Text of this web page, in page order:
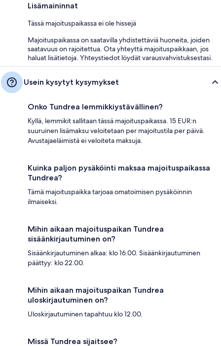
Lisämaininnat
Tässä majoituspaikassa ei ole hissejä
Majoituspaikassa on saatavilla yhdistettäviä huoneita, joiden
saatavuus on rajoitettua. Ota yhteyttä majoituspaikkaan, jos
haluat lisätietoja. Yhteystiedot löydät varausvahvistuksestasi.
Usein kysytyt kysymykset
Onko Tundrea lemmikkiystävällinen?
Kyllä, lemmikit sallitaan tässä majoituspaikassa. 15 EUR:n
suuruinen lisämaksu veloitetaan per majoitustila per päivä.
Avustajaeläimistä ei veloiteta maksuja.
Kuinka paljon pysäköinti maksaa majoituspaikassa
Tundrea?
Tämä majoituspaikka tarjoaa omatoimisen pysäköinnin
ilmaiseksi.
Mihin aikaan majoituspaikan Tundrea
sisäänkirjautuminen on?
Sisäänkirjautuminen alkaa: klo 16.00. Sisäänkirjautuminen
päättyy: klo 22.00.
Mihin aikaan majoituspaikan Tundrea
uloskirjautuminen on?
Uloskirjautuminen tapahtuu klo 12.00.
Missä Tundrea sijaitsee?